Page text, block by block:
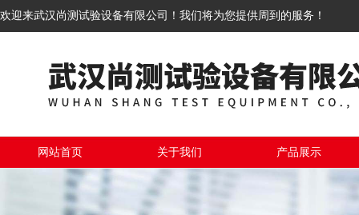
欢迎来武汉尚测试验设备有限公司！我们将为您提供周到的服务！
网站首页 关于我们 产品展示